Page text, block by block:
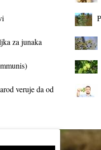
za junaka
veruje da od